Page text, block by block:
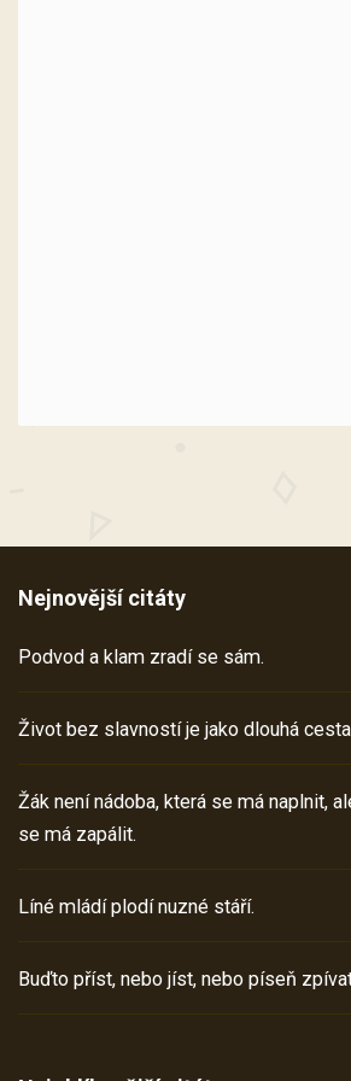
Nejnovější citáty
Podvod a klam zradí se sám.
Život bez slavností je jako dlouhá
Žák není nádoba, která se má naplnit,
se má zapálit.
Líné mládí plodí nuzné stáří.
Buďto příst, nebo jíst, nebo píseň